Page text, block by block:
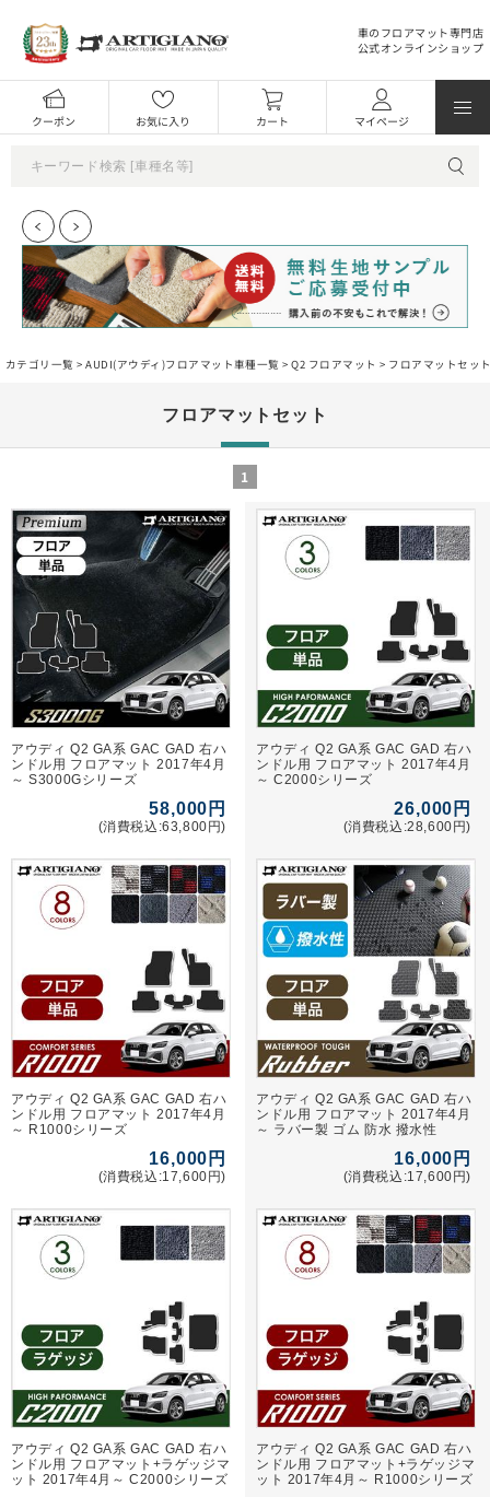
車のフロアマット専門店
公式オンラインショップ
クーポン お気に入り カート マイページ
カテゴリ一覧 >AUDI(アウディ)フロアマット車種一覧 >Q2 フロアマット > フロアマットセッ
フロアマットセット
1
アウディ Q2 GA系 GAC GAD 右ハ
ンドル用 フロアマット 2017年4月
～ S3000Gシリーズ
58,000円
(消費税込:63,800円)
アウディ Q2 GA系 GAC GAD 右ハ
ンドル用 フロアマット 2017年4月
～ C2000シリーズ
26,000円
(消費税込:28,600円)
アウディ Q2 GA系 GAC GAD 右ハ
ンドル用 フロアマット 2017年4月
～ R1000シリーズ
16,000円
(消費税込:17,600円)
アウディ Q2 GA系 GAC GAD 右ハ
ンドル用 フロアマット 2017年4月
～ ラバー製 ゴム 防水 撥水性
16,000円
(消費税込:17,600円)
アウディ Q2 GA系 GAC GAD 右ハ
ンドル用 フロアマット+ラゲッジマ
ット 2017年4月～ C2000シリーズ
アウディ Q2 GA系 GAC GAD 右ハ
ンドル用 フロアマット+ラゲッジマ
ット 2017年4月～ R1000シリーズ